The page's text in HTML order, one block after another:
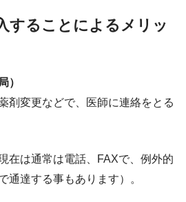
することによるメリッ
）
剤変更などで、医師に連絡をとる
在は通常は電話、FAXで、例外的
通達する事もあります）。